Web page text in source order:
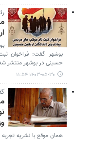
بوشهر گفت: فراخوان
حسینی در بوشهر منتشر
۱۴۰۳-۰۵-۳۰ ۱۱:۵۴
همان موقع با نشریه